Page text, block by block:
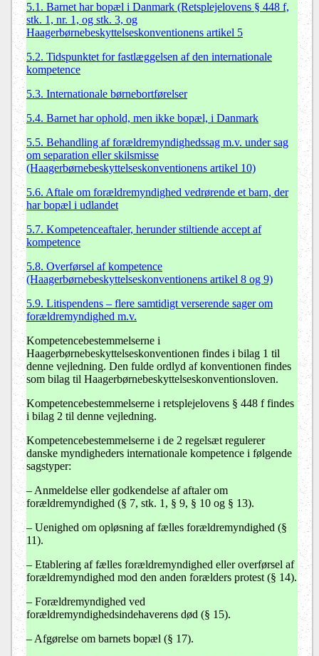
5.1. Barnet har bopæl i Danmark (Retsplejelovens § 448 f,
stk. 1, nr. 1, og stk. 3, og
Haagerbørnebeskyttelseskonventionens artikel 5
5.2. Tidspunktet for fastlæggelsen af den internationale
kompetence
5.3. Internationale børnebortførelser
5.4. Barnet har ophold, men ikke bopæl, i Danmark
5.5. Behandling af forældremyndighedssag m.v. under sag
om separation eller skilsmisse
(Haagerbørnebeskyttelseskonventionens artikel 10)
5.6. Aftale om forældremyndighed vedrørende et barn, der
har bopæl i udlandet
5.7. Kompetenceaftaler, herunder stiltiende accept af
kompetence
5.8. Overførsel af kompetence
(Haagerbørnebeskyttelseskonventionens artikel 8 og 9)
5.9. Litispendens – flere samtidigt verserende sager om
forældremyndighed m.v.
Kompetencebestemmelserne i
Haagerbørnebeskyttelseskonventionen findes i bilag 1 til
denne vejledning. Den fulde ordlyd af konventionen findes
som bilag til Haagerbørnebeskyttelseskonventionsloven.
Kompetencebestemmelserne i retsplejelovens § 448 f findes
i bilag 2 til denne vejledning.
Kompetencebestemmelserne i de 2 regelsæt regulerer
danske myndigheders internationale kompetence i følgende
sagstyper:
– Anmeldelse eller godkendelse af aftaler om
forældremyndighed (§ 7, stk. 1, § 9, § 10 og § 13).
– Uenighed om opløsning af fælles forældremyndighed (§
11).
– Etablering af fælles forældremyndighed eller overførsel af
forældremyndighed mod den anden forælders protest (§ 14).
– Forældremyndighed ved
forældremyndighedsindehaverens død (§ 15).
– Afgørelse om barnets bopæl (§ 17).